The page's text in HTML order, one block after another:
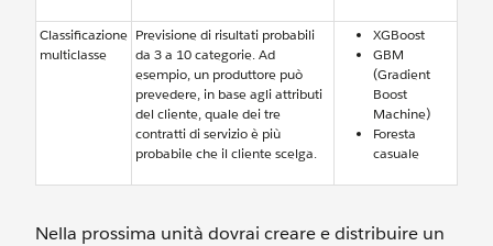
Classificazione
multiclasse
Previsione di risultati probabili
da 3 a 10 categorie. Ad
esempio, un produttore può
prevedere, in base agli attributi
del cliente, quale dei tre
contratti di servizio è più
probabile che il cliente scelga.
XGBoost
GBM
(Gradient
Boost
Machine)
Foresta
casuale
Nella prossima unità dovrai creare e distribuire un